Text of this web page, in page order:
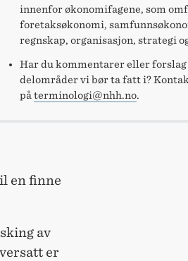
innenfor økonomifagene, som
foretaksøkonomi,
regnskap, organisasjon, strategi
Har du kommentarer eller
delområder vi bør ta fatt i?
påterminologi@nhh.no.
en finne
av
er